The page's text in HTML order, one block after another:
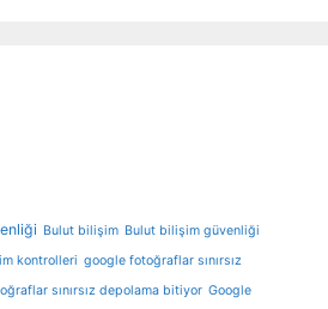
Bulut bilişim Bulut bilişim güvenliği
kontrolleri google fotoğraflar sınırsız
sınırsız depolama bitiyor Google